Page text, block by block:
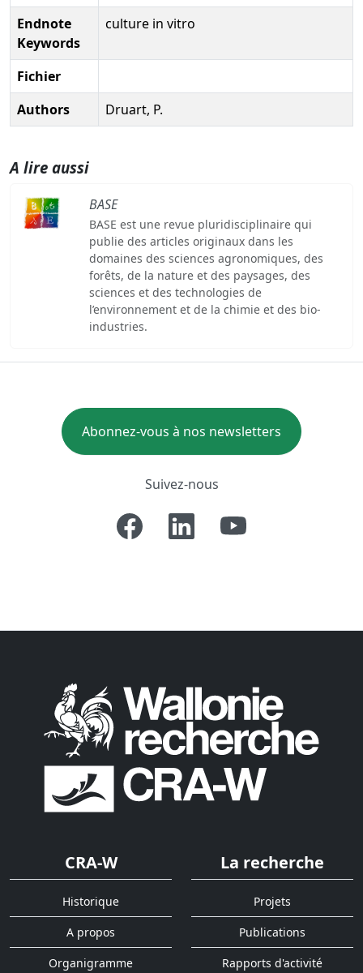
Endnote
Keywords
culture in vitro
Fichier
Authors
Druart, P.
A lire aussi
BASE
BASE est une revue pluridisciplinaire qui
publie des articles originaux dans les
domaines des sciences agronomiques, des
forêts, de la nature et des paysages, des
sciences et des technologies de
l’environnement et de la chimie et des bio-
industries.
Abonnez-vous à nos newsletters
Suivez-nous
CRA-W
Historique
A propos
Organigramme
La recherche
Projets
Publications
Rapports d'activité